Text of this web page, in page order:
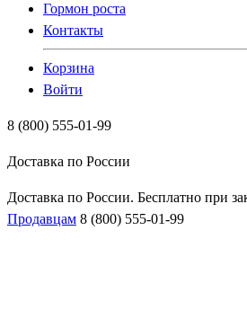
Гормон роста
Контакты
Корзина
Войти
8 (800) 555-01-99
Доставка по России
Доставка по России. Бесплатно при
Продавцам 8 (800) 555-01-99